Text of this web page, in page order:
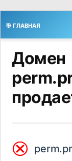
🎯 ГЛАВНАЯ
Домен
⮿